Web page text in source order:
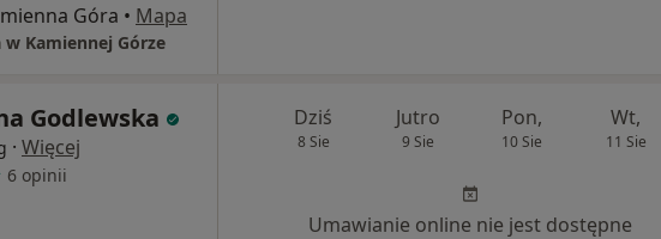
Góra • Mapa
Kamiennej Górze
Godlewska
· Więcej
6 opinii
Dziś
8 Sie
Jutro
9 Sie
Pon,
10 Sie
Wt,
11 Sie
Umawianie online nie jest dostępne